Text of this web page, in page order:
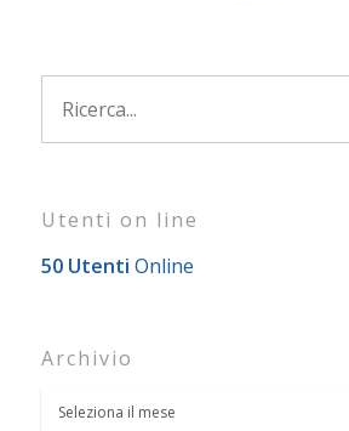
Utenti on line
50 Utenti Online
Archivio